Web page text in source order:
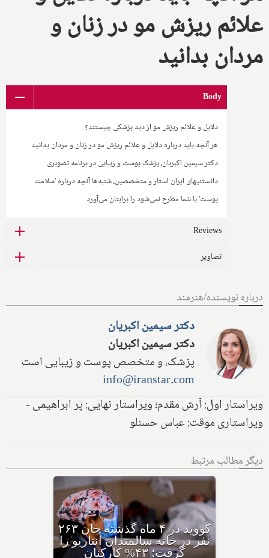
علائم ریزش مو در زنان و
مردان بدانید
Body
دلایل و علائم ریزش مو از دید پزشکی چیستند؟
هر آنچه باید درباره دلایل و علائم ریزش مو در زنان و مردان بدانید
دکتر سیمین اکبریان، پزشک پوست و زیبایی در برنامه تصویری
دانستنیهای ایران استار و متخصصین، شنبه‌ها آنچه درباره 'سلامت
پوست' با شما مطرح نمی‌شود را برایتان می‌آورد
Reviews
تصاویر
درباره نویسنده/هنرمند
دکتر سیمین اکبریان
دکتر سیمین اکبریان
پزشک، و متخصص پوست و زیبایی است
info@iranstar.com
ویراستار اول: آرش مقدم؛ ویراستار نهایی: پر ابراهیمی -
ویراستاری موقت: عباس حسنلو
دیگر مطالب مرتبط
کووید در ۴ ماه گذشته جان ۲۶۳
نفر در خانه سالمندان انتاریو را
گرفت؛ ۴۳% کارکنان